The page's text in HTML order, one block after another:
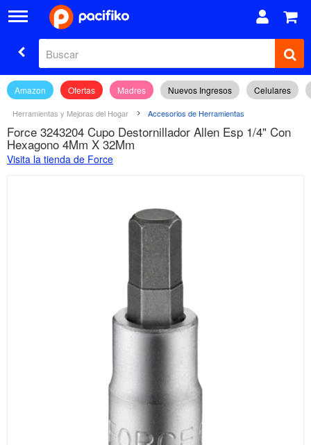
Amazon Ofertas Madres Nuevos Ingresos Celulares
Herramientas y Mejoras del Hogar Accesorios de Herramientas
Force 3243204 Cupo Destornillador Allen Esp 1/4" Con
Hexagono 4Mm X 32Mm
Visita la tienda de Force